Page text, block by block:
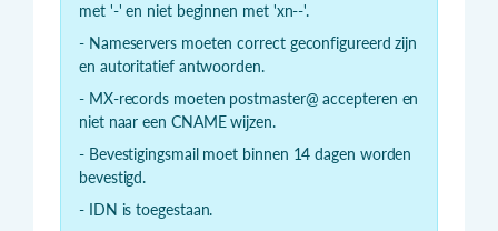
met '-' en niet beginnen met 'xn--'.
- Nameservers moeten correct geconfigureerd zijn
en autoritatief antwoorden.
- MX-records moeten postmaster@ accepteren en
niet naar een CNAME wijzen.
- Bevestigingsmail moet binnen 14 dagen worden
bevestigd.
- IDN is toegestaan.